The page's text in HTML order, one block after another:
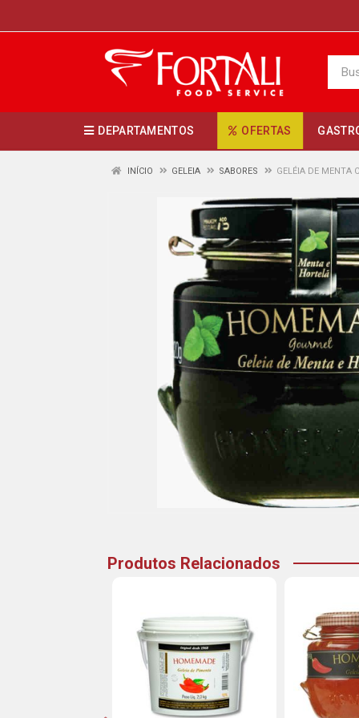
DEPARTAMENTOS OFERTAS
INÍCIO GELEIA SABORES GELÉIA DE MENTA
Produtos Relacionados